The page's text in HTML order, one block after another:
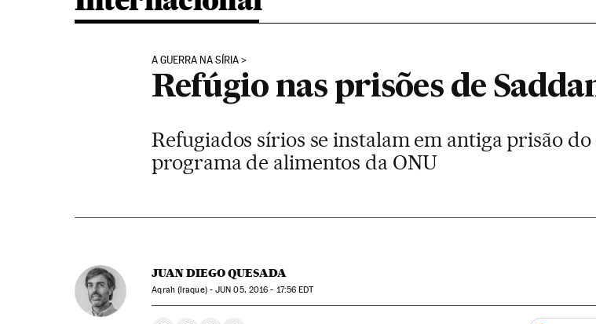
A GUERRA NA SÍRIA
Refúgio nas prisões de
Refugiados sírios se instalam em antiga prisão
programa de alimentos da ONU
JUAN DIEGO QUESADA
Aqrah (Iraque) -JUN 05, 2016 - 17:56 EDT